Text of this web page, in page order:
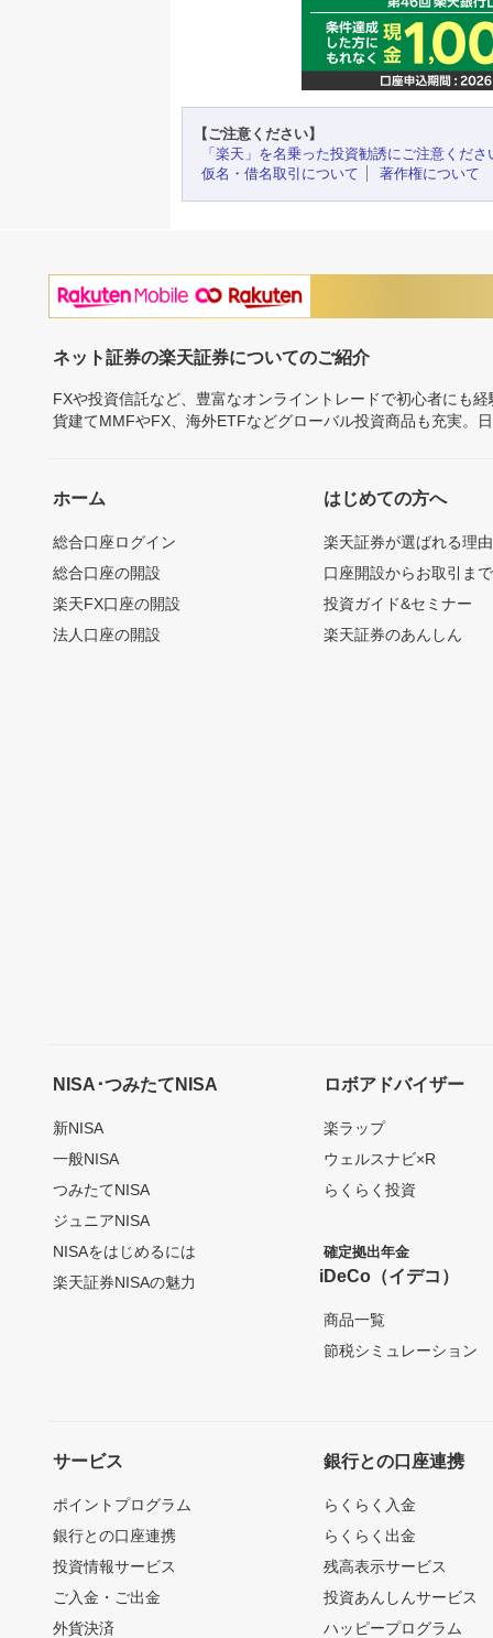
【ご注意ください】
「楽天」を名乗った投資勧誘にご注意くださ
仮名・借名取引について
著作権について
ネット証券の楽天証券についてのご紹介
FXや投資信託など、豊富なオンライントレードで初心者にも
貨建てMMFやFX、海外ETFなどグローバル投資商品も充実。
ホーム
総合口座ログイン
総合口座の開設
楽天FX口座の開設
法人口座の開設
はじめての方へ
楽天証券が選ばれる理由
口座開設からお取引ま
投資ガイド&セミナー
楽天証券のあんしん
NISA･つみたてNISA
新NISA
一般NISA
つみたてNISA
ジュニアNISA
NISAをはじめるには
楽天証券NISAの魅力
ロボアドバイザー
楽ラップ
ウェルスナビ×R
らくらく投資
確定拠出年金
iDeCo（イデコ）
商品一覧
節税シミュレーション
サービス
ポイントプログラム
銀行との口座連携
投資情報サービス
ご入金・ご出金
外貨決済
銀行との口座連携
らくらく入金
らくらく出金
残高表示サービス
投資あんしんサービス
ハッピープログラム